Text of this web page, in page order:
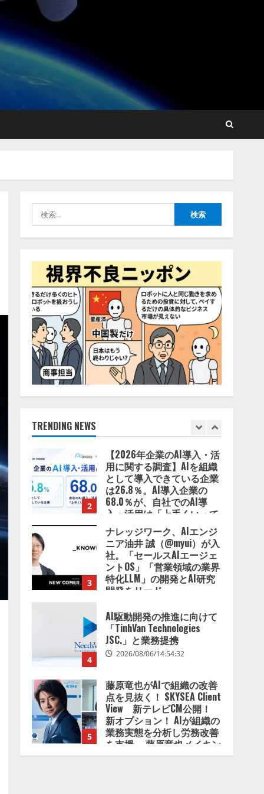
索:
TRENDING NEWS
いる」と回答
2026/08/07/13:53:50
ナレッジワーク、AIエンジ
ニア油井 誠（@myui）が入
社。「セールスAIエージェ
ントOS」「営業領域の業界
JSC.」と業務提携
5
藤原竜也がAIで組織の改善
点を見抜く！ SKYSEA Client
新オプション！ AIが組織の
業務実態を分析し労務改善
を支援。 藤原竜也メイキン
グ動画公開 「もしAIが自分
を分析したら、すぐ休めと
言われる自信がある」「昨
年の夏はカブトムシを捕ま
えたり、虫と戦ったり…」
2026/08/06/14:54:31
1
lmessage、MCP接続機能を
強化し、AIから設定操作で
きる機能を拡充
2026/08/07/13:53:50
2
【2026年企業のAI導入・活
用に関する調査】AIを組織
として導入できている企業
68.0％が、自社でのAI導
入・活用は「上手くいって
いる」と回答
2026/08/07/13:53:50
3
ナレッジワーク、AIエンジ
ニア油井 誠（@myui）が入
社。「セールスAIエージェ
ントOS」「営業領域の業界
特化LLM」の開発とAI研究
開発をリード
2026/08/07/10:54:31
4
AI駆動開発の推進に向けて
「TinhVan Technologies
JSC.」と業務提携
2026/08/06/14:54:32
5
点を見抜く！ SKYSEA Client
View 新テレビCM公開！
新オプション！ AIが組織の
業務実態を分析し労務改善
グ動画公開 「もしAIが自分
を分析したら、すぐ休めと
言われる自信がある」「昨
年の夏はカブトムシを捕ま
えたり、虫と戦ったり…」
2026/08/06/14:54:31
1
lmessage、MCP接続機能を
強化し、AIから設定操作で
きる機能を拡充
2026/08/07/13:53:50